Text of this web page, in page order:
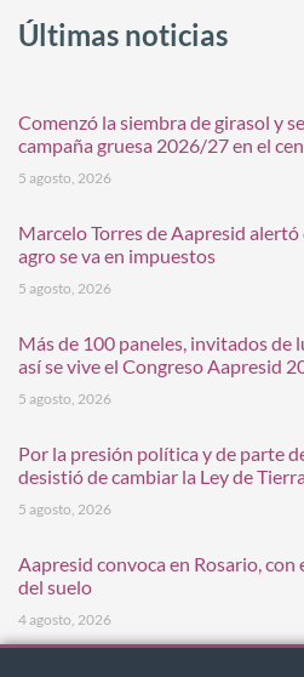
Últimas noticias
Comenzó la siembra de girasol y
campaña gruesa 2026/27 en el
5 agosto, 2026
Marcelo Torres de Aapresid
agro se va en impuestos
5 agosto, 2026
Más de 100 paneles, invitados de
así se vive el Congreso Aapresid
5 agosto, 2026
Por la presión política y de parte
desistió de cambiar la Ley de
5 agosto, 2026
Aapresid convoca en Rosario,
del suelo
4 agosto, 2026